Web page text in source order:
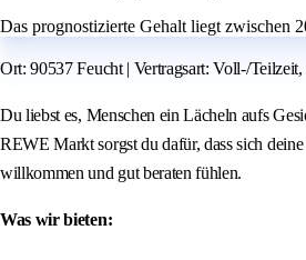
Das prognostizierte Gehalt liegt zwischen
Ort: 90537 Feucht | Vertragsart: Voll-/
Du liebst es, Menschen ein Lächeln aufs
REWE Markt sorgst du dafür, dass sich
willkommen und gut beraten fühlen.
Was wir bieten: